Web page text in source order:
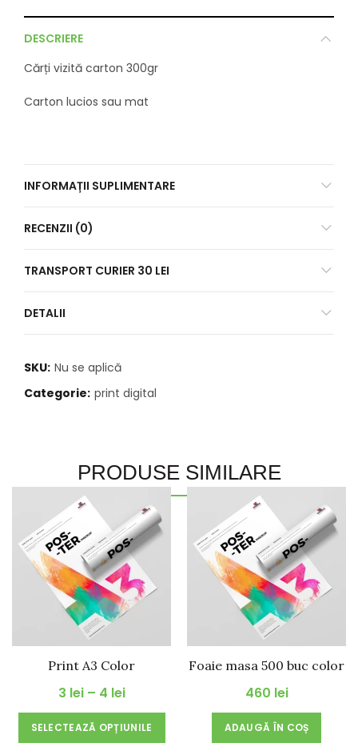
DESCRIERE
Cărți vizită carton 300gr
Carton lucios sau mat
INFORMAȚII SUPLIMENTARE
RECENZII (0)
TRANSPORT CURIER 30 LEI
DETALII
SKU: Nu se aplică
Categorie: print digital
PRODUSE SIMILARE
Print A3 Color
3 lei – 4 leiInterval
de
prețuri:
SELECTEAZĂ OPȚIUNILE
Foaie masa 500 buc color
460 lei
ADAUGĂ ÎN COȘ